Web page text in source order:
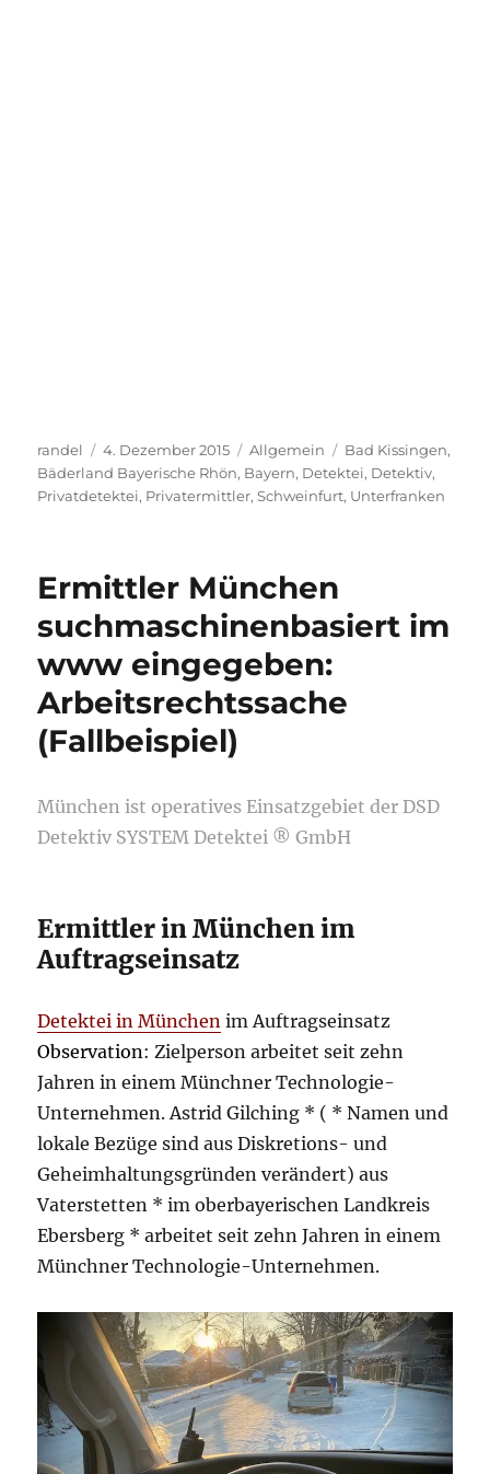
Autor
randel
Veröffentlicht
am
4. Dezember 2015 Kategorien
Allgemein Schlagwörter
Bad Kissingen,
Bäderland Bayerische Rhön, Bayern, Detektei, Detektiv,
Privatdetektei, Privatermittler,Schweinfurt, Unterfranken
Ermittler München
suchmaschinenbasiert im
www eingegeben:
Arbeitsrechtssache
(Fallbeispiel)
München ist operatives Einsatzgebiet der DSD
Detektiv SYSTEM Detektei ® GmbH
Ermittler in München im
Auftragseinsatz
Detektei in München im Auftragseinsatz
Observation: Zielperson arbeitet seit zehn
Jahren in einem Münchner Technologie-
Unternehmen. Astrid Gilching * ( * Namen und
lokale Bezüge sind aus Diskretions- und
Geheimhaltungsgründen verändert) aus
Vaterstetten * im oberbayerischen Landkreis
Ebersberg * arbeitet seit zehn Jahren in einem
Münchner Technologie-Unternehmen.